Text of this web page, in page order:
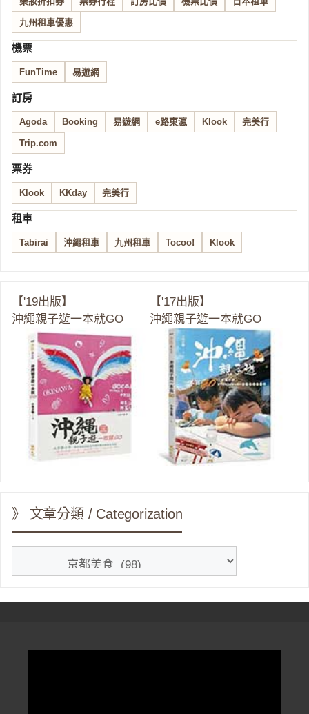
九州租車優惠
機票
FunTime 易遊網
訂房
Agoda Booking 易遊網 e路東瀛 Klook 完美行
Trip.com
票券
Klook KKday 完美行
租車
Tabirai 沖繩租車 九州租車 Tocoo! Klook
【'19出版】
沖繩親子遊一本就GO
【'17出版】
沖繩親子遊一本就GO
》 文章分類 / Categorization
分